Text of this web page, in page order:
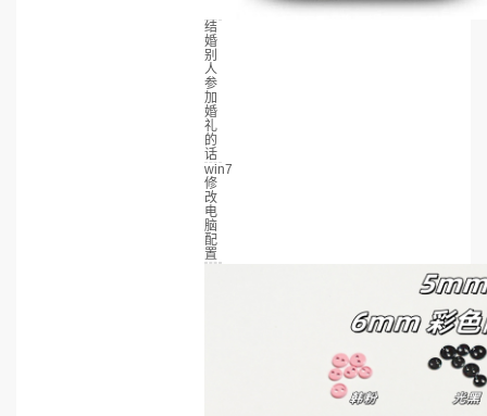
结
婚
别
人
参
加
婚
礼
的
话
win7
修
改
电
脑
配
置